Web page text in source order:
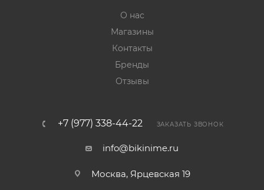
О нас
Магазины
Контакты
Бренды
Отзывы
+7 (977) 338-44-22 ЗАКАЗАТЬ ЗВОНОК
info@bikinime.ru
Москва, Ярцевская 19